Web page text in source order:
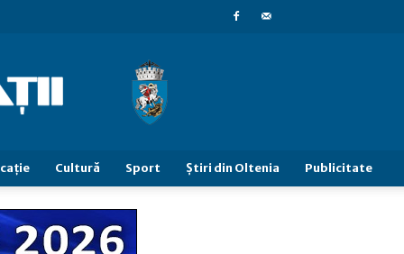
Cultură Sport Știri din Oltenia Publicitate